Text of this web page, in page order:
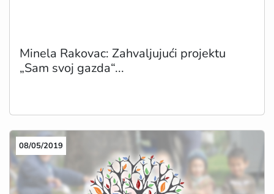
Minela Rakovac: Zahvaljujući projektu
„Sam svoj gazda“...
08/05/2019